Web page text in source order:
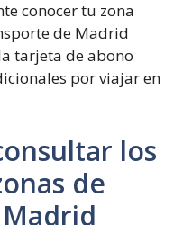
conocer tu zona
de Madrid
tarjeta de abono
por viajar en
los
de